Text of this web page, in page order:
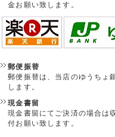
金お願い致します。
郵便振替
郵便振替は、当店のゆうちょ
します。
現金書留
現金書留にてご決済の場合は
付お願い致します。